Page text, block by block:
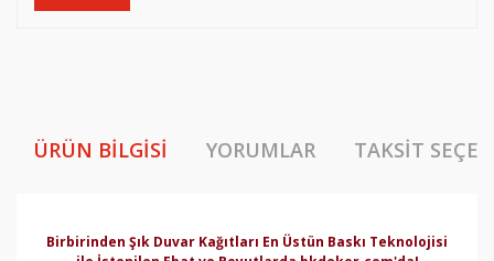
ÜRÜN BILGISI YORUMLAR TAKSIT
Birbirinden Şık Duvar Kağıtları En Üstün Baskı Teknolojisi